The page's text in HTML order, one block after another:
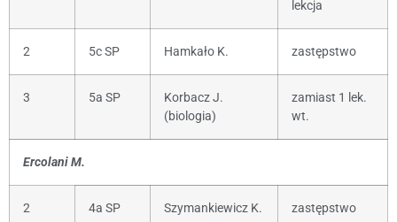
lekcja
2 5c SP Hamkało K. zastępstwo
3 5a SP
Korbacz J.
(biologia)
zamiast 1 lek.
wt.
Ercolani M.
2 4a SP Szymankiewicz K. zastępstwo